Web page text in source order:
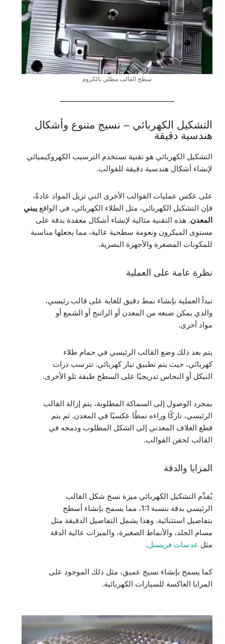
سطح القالب مطلي بالكروم
التشكيل الكهربائي – نسيج متنوع وأشكال
هندسية دقيقة
التشكيل الكهربائي هو تقنية تستخدم الترسيب الكهروكيميائي
لإنشاء أشكال هندسية دقيقة للقوالب.
على عكس عمليات القوالب الأخرى التي تزيل المواد عادةً،
فإن التشكيل الكهربائي، مثل الطلاء الكهربائي، في الواقع يبني
المعدن. هذه التقنية مثالية لإنشاء أشكال معقدة بدقة على
مستوى الميكرون ونعومة سطحية عالية، مما يجعلها مناسبة
للمكونات المصغرة والأجهزة البصرية.
نظرة عامة على العملية
تبدأ العملية بإنشاء نمط دقيق للغاية على قالب رئيسي،
والذي يمكن صنعه من المعدن أو الراتنج أو الشمع أو
مواد أخرى.
يتم بعد ذلك وضع القالب الرئيسي في حمام طلاء
كهربائي، حيث يتم تطبيق تيار كهربائي. تترسب ذرات
النيكل أو النحاس تدريجيًا على السطح طبقة تلو الأخرى.
بمجرد الوصول إلى السماكة المطلوبة، يتم إزالة القالب
الرئيسي، تاركًا وراءه نمطًا عكسيًا في المعدن. ثم يتم
قطع الغلاف المعدني إلى الشكل المطلوب ودمجه في
القالب لحقن القوالب.
المزايا والدقة
يُقدِّم التشكيل الكهربائي ميزة نسخ شكل القالب
الرئيسي بدقة بنسبة 1:1، مما يسمح بإنشاء أسطح
بتفاصيل استثنائية. وهذا يشمل التفاصيل الدقيقة مثل
مسام الجلد، والأنماط الصغيرة، والميزات عالية الدقة
مثل عدسات فريسنل.
كما يسمح بإنشاء نسيج عميق، مثل ذلك الموجود على
المرايا العاكسة للسيارات الكهربائية.